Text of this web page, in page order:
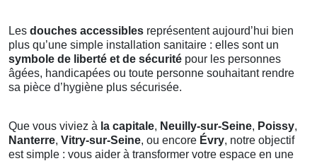
Les douches accessibles représentent aujourd’hui bien
plus qu’une simple installation sanitaire : elles sont un
symbole de liberté et de sécurité pour les personnes
âgées, handicapées ou toute personne souhaitant rendre
sa pièce d’hygiène plus sécurisée.
Que vous viviez à la capitale, Neuilly-sur-Seine, Poissy,
Nanterre, Vitry-sur-Seine, ou encore Évry, notre objectif
est simple : vous aider à transformer votre espace en une